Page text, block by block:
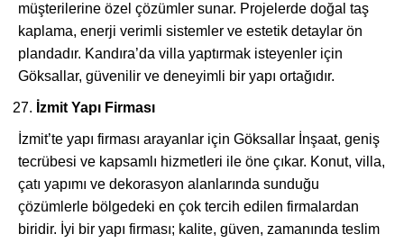
müşterilerine özel çözümler sunar. Projelerde doğal taş
kaplama, enerji verimli sistemler ve estetik detaylar ön
plandadır. Kandıra’da villa yaptırmak isteyenler için
Göksallar, güvenilir ve deneyimli bir yapı ortağıdır.
İzmit Yapı Firması
İzmit’te yapı firması arayanlar için Göksallar İnşaat, geniş
tecrübesi ve kapsamlı hizmetleri ile öne çıkar. Konut, villa,
çatı yapımı ve dekorasyon alanlarında sunduğu
çözümlerle bölgedeki en çok tercih edilen firmalardan
biridir. İyi bir yapı firması; kalite, güven, zamanında teslim